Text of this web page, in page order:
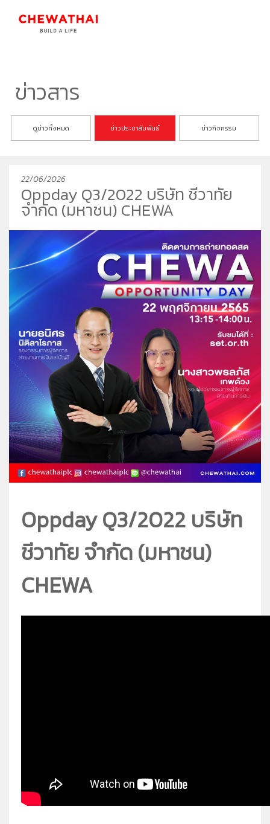
ชีวาวัลย์ ปิ่นเกล้า-สาทร
คอนโดมิเนียม
ชีวาทัย เรสซิเดนซ์ ทองหล่อ
ชีวาทัย ฮอลล์มาร์ค ลาดพร้าว - โชคชัย 4 เฟส 2
ชีวาทัย เกษตร - นวมินทร์
เดอะ สุรวงศ์
ชีวาทัย เรสซิเดนซ์ อโศก
ชีวาทัย ฮอลล์มาร์ค ลาดพร้าว - โชคชัย 4
ชีวาโฮม วงแหวน - ลำลูกกา
ชีวาโฮม กรุงเทพ - ปทุม
ชีวาโฮม รังสิต - ปทุม
ชีวา ฮาร์ท สุขุมวิท 62/1
ชีวา ฮาร์ท สุขุมวิท 36
ชีวา บิซ โฮม เอกชัย-บางบอน
ที่อยู่อาศัยมือสอง
ค้นหาตามโซน
นักลงทุนสัมพันธ์
แบรนด์ชีวาทัย
ข้อมูลพื้นฐาน
ภาพรวมธุรกิจบริษัท
ลักษณะการประกอบธุรกิจ
โครงสร้างกลุ่มบริษัท
ประวัติความเป็นมาของบริษัท
วิสัยทัศน์และพันธกิจ
โครงสร้างองค์กร
คณะกรรมการบริษัท
คณะกรรมการตรวจสอบ
คณะกรรมการบริหาร
คณะกรรมการสรรหาและพิจารณาค่าตอบแทน
คณะผู้บริหาร
ชีวาทัยโซไซตี้
Home
Promotion
Activity
Privilege
Info
Magazine
ข่าว&โปรโมชั่น
ดูข่าวทั้งหมด
ข่าวประชาสัมพันธ์
ข่าวกิจกรรม
ดูโปรโมชั่นทั้งหมด
บ้าน
ทาวน์โฮม
คอนโดมิเนียม
โฮมออฟฟิศ
รับซื้อที่ดิน
ติดต่อเรา
ความรับผิดชอบต่อสังคม
ข่าวสาร
ดูข่าวทั้งหมด ข่าวประชาสัมพันธ์ ข่าวกิจกรรม
22/06/2026
Oppday Q3/2022 บริษัท ชีวาทัย
จำกัด (มหาชน) CHEWA
Oppday Q3/2022 บริษัท
ชีวาทัย จำกัด (มหาชน)
CHEWA